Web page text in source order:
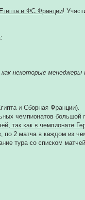
и ФС Франции!
некоторые
и Сборная Франции).
чемпионатов большой
так как в чемпионате
2 матча в каждом из
тура со списком